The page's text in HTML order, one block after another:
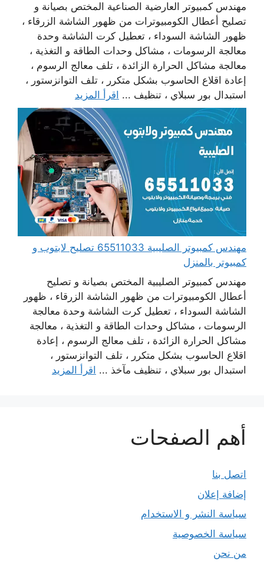
مهندس كمبيوتر العارضية الصناعية المختص بصيانة و
تصليح أعطال الكومبيوترات من ظهور الشاشة الزرقاء ،
ظهور الشاشة السوداء ، تعطيل كرت الشاشة وحدة
معالجة الرسومات ، مشاكل وحدات الطاقة و التغذية ،
معالجة مشاكل الحرارة الزائدة ، تلف معالج الرسوم ،
إعادة اقلاع الحاسوب بشكل متكرر ، تلف التوانزستور ،
استبدال بور سبلاي ، تنظيف ... اقرأ المزيد
مهندس كمبيوتر الصليبية 65511033 تصليح لابتوب و
كمبيوتر بالمنزل
مهندس كمبيوتر الصليبية المختص بصيانة و تصليح
أعطال الكومبيوترات من ظهور الشاشة الزرقاء ، ظهور
الشاشة السوداء ، تعطيل كرت الشاشة وحدة معالجة
الرسومات ، مشاكل وحدات الطاقة و التغذية ، معالجة
مشاكل الحرارة الزائدة ، تلف معالج الرسوم ، إعادة
اقلاع الحاسوب بشكل متكرر ، تلف التوانزستور ،
استبدال بور سبلاي ، تنظيف مآخذ ... اقرأ المزيد
أهم الصفحات
اتصل بنا
إضافة إعلان
سياسة النشر و الاستخدام
سياسة الخصوصية
من نحن